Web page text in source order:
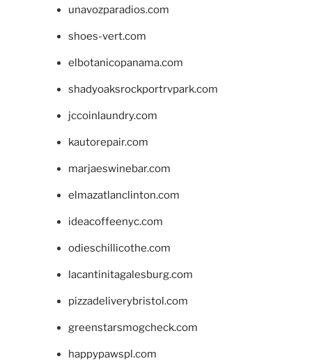
unavozparadios.com
shoes-vert.com
elbotanicopanama.com
shadyoaksrockportrvpark.com
jccoinlaundry.com
kautorepair.com
marjaeswinebar.com
elmazatlanclinton.com
ideacoffeenyc.com
odieschillicothe.com
lacantinitagalesburg.com
pizzadeliverybristol.com
greenstarsmogcheck.com
happypawspl.com